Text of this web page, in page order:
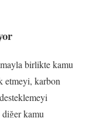
birlikte kamu
etmeyi, karbon
kamu